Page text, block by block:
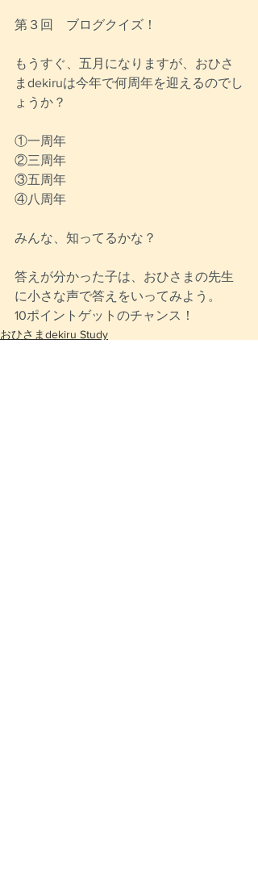
第３回　ブログクイズ！
もうすぐ、五月になりますが、おひさ
まdekiruは今年で何周年を迎えるのでし
ょうか？
①一周年
②三周年
③五周年
④八周年
みんな、知ってるかな？
答えが分かった子は、おひさまの先生
に小さな声で答えをいってみよう。
10ポイントゲットのチャンス！
おひさまdekiru Study